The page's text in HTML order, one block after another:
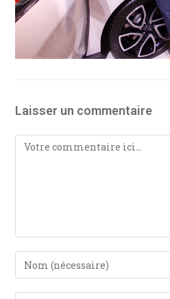
Laisser un commentaire